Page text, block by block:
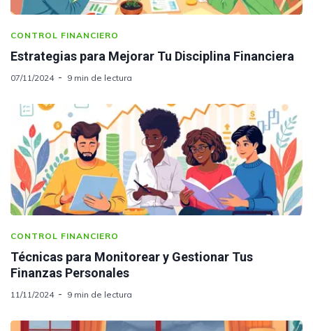
CONTROL FINANCIERO
Estrategias para Mejorar Tu Disciplina Financiera
07/11/2024 9 min de lectura
CONTROL FINANCIERO
Técnicas para Monitorear y Gestionar Tus
Finanzas Personales
11/11/2024 9 min de lectura